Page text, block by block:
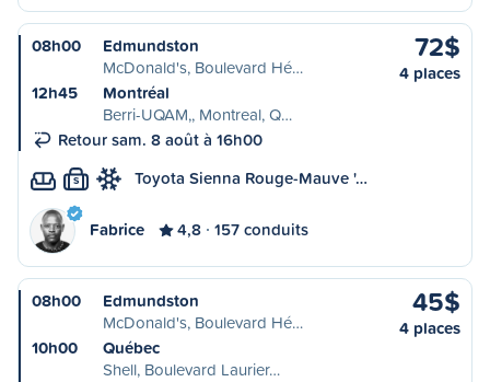
08h00
Edmundston
McDonald's, Boulevard Hé…
12h45
Montréal
Berri-UQAM,, Montreal, Q…
Retour sam. 8 août à 16h00
72$
4 places
S Toyota Sienna Rouge-Mauve '…
Fabrice 4,8 157 conduits
08h00
Edmundston
McDonald's, Boulevard Hé…
10h00
Québec
Shell, Boulevard Laurier…
45$
4 places